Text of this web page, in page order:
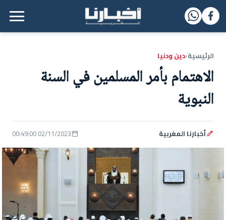
القائمة الرئيسية
الرئيسية‹دين ودنيا
الاهتمام بأمر المسلمين في السنة
النبوية
أخبارنا المغربية 02/11/2023 00:49:00